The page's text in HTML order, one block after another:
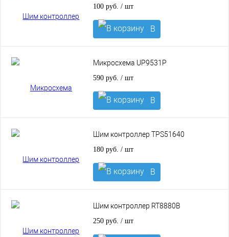
100 руб. / шт
В
корзину
Микросхема UP9531P
590 руб. / шт
В
корзину
Шим контроллер TPS51640
180 руб. / шт
В
корзину
Шим контроллер RT8880B
250 руб. / шт